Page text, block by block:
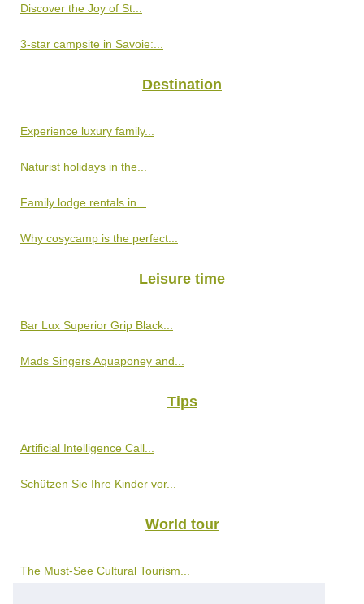
Discover the Joy of St...
3-star campsite in Savoie:...
Destination
Experience luxury family...
Naturist holidays in the...
Family lodge rentals in...
Why cosycamp is the perfect...
Leisure time
Bar Lux Superior Grip Black...
Mads Singers Aquaponey and...
Tips
Artificial Intelligence Call...
Schützen Sie Ihre Kinder vor...
World tour
The Must-See Cultural Tourism...